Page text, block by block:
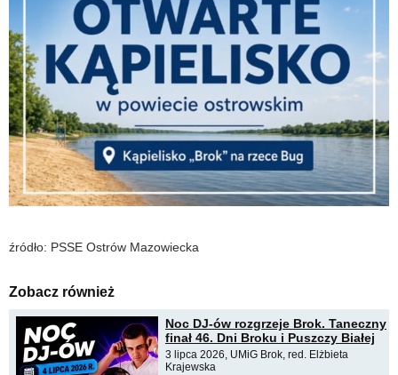
źródło: PSSE Ostrów Mazowiecka
Zobacz również
Noc DJ-ów rozgrzeje Brok. Taneczny
finał 46. Dni Broku i Puszczy Białej
3 lipca 2026, UMiG Brok, red. Elżbieta
Krajewska